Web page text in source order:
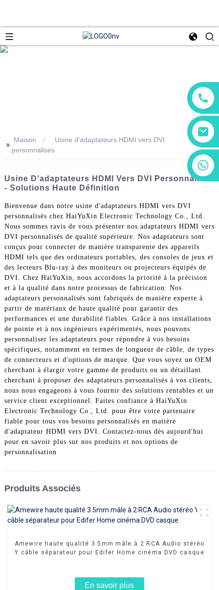
+86 13266180782
+86 18602095014
>> Maison
Usine d'adaptateurs HDMI vers DVI
personnalisés
Usine D'adaptateurs HDMI Vers DVI Personnalisés
- Solutions Haute Définition
Bienvenue dans notre usine d'adaptateurs HDMI vers DVI
personnalisés chez HaiYuXin Electronic Technology Co., Ltd.
Nous sommes ravis de vous présenter nos adaptateurs HDMI vers
DVI personnalisés de qualité supérieure. Nos adaptateurs sont
conçus pour connecter de manière transparente des appareils
HDMI tels que des ordinateurs portables, des consoles de jeux et
des lecteurs Blu-ray à des moniteurs ou projecteurs équipés de
DVI. Chez HaiYuXin, nous accordons la priorité à la précision
et à la qualité dans notre processus de fabrication. Nos
adaptateurs personnalisés sont fabriqués de manière experte à
partir de matériaux de haute qualité pour garantir des
performances et une durabilité fiables. Grâce à nos installations
de pointe et à nos ingénieurs expérimentés, nous pouvons
personnaliser les adaptateurs pour répondre à vos besoins
spécifiques, notamment en termes de longueur de câble, de types
de connecteurs et d'options de marque. Que vous soyez un OEM
cherchant à élargir votre gamme de produits ou un détaillant.
cherchant à proposer des adaptateurs personnalisés à vos clients,
nous nous engageons à vous fournir des solutions rentables et un
service client exceptionnel. Faites confiance à HaiYuXin
Electronic Technology Co., Ltd. pour être votre partenaire
fiable pour tous vos besoins personnalisés en matière
d'adaptateur HDMI vers DVI. Contactez-nous dès aujourd'hui
pour en savoir plus sur nos produits et nos options de
personnalisation
Produits Associés
Amewire haute qualité 3.5mm mâle à 2 RCA Audio stéréo
Y câble séparateur pour Edifer Home cinéma DVD casque
En savoir plus